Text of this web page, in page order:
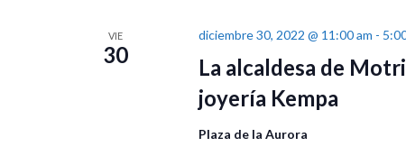
VIE
30
La alcaldesa de
joyería Kempa
diciembre 30, 2022 @ 11:00 am -
Plaza de la Aurora